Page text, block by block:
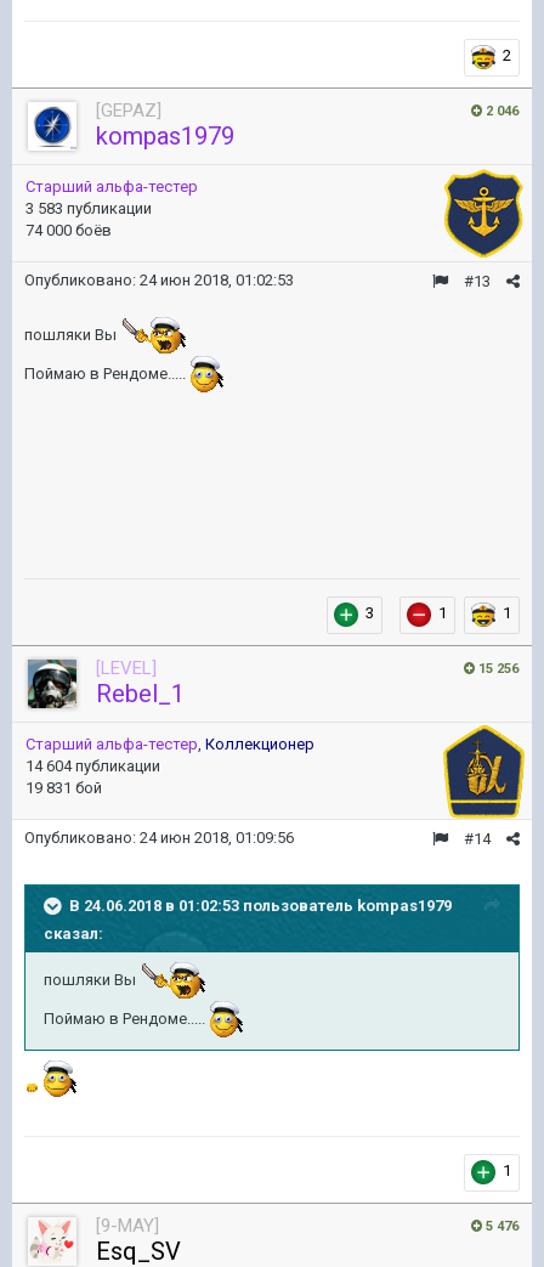
2
2 046
[GEPAZ]
kompas1979
Старший альфа-тестер
3 583 публикации
74 000 боёв
#13
Опубликовано: 24 июн 2018, 01:02:53
пошляки Вы
Поймаю в Рендоме.....
3 1 1
15 256
[LEVEL]
Rebel_1
Старший альфа-тестер, Коллекционер
14 604 публикации
19 831 бой
#14
Опубликовано: 24 июн 2018, 01:09:56
В 24.06.2018 в 01:02:53 пользователь kompas1979
сказал:
пошляки Вы
Поймаю в Рендоме.....
1
5 476
[9-MAY]
Esq_SV